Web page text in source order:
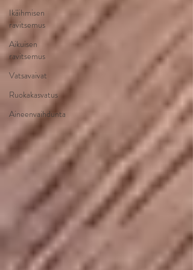
Ikäihmisen
ravitsemus
Aikuisen
ravitsemus
Vatsavaivat
Ruokakasvatus
Aineenvaihdunta